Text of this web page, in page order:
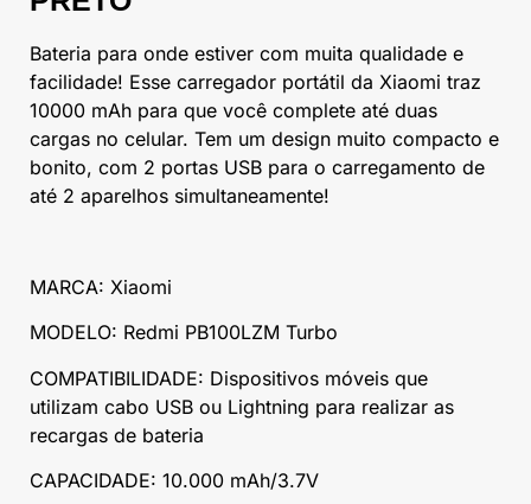
Bateria para onde estiver com muita qualidade e
facilidade! Esse carregador portátil da Xiaomi traz
10000 mAh para que você complete até duas
cargas no celular. Tem um design muito compacto e
bonito, com 2 portas USB para o carregamento de
até 2 aparelhos simultaneamente!
MARCA: Xiaomi
MODELO: Redmi PB100LZM Turbo
COMPATIBILIDADE: Dispositivos móveis que
utilizam cabo USB ou Lightning para realizar as
recargas de bateria
CAPACIDADE: 10.000 mAh/3.7V